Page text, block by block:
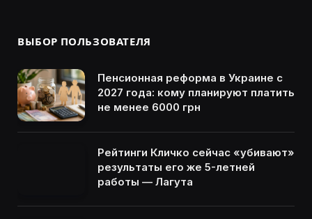
ВЫБОР ПОЛЬЗОВАТЕЛЯ
Пенсионная реформа в Украине с
2027 года: кому планируют платить
не менее 6000 грн
Рейтинги Кличко сейчас «убивают»
результаты его же 5-летней
работы — Лагута